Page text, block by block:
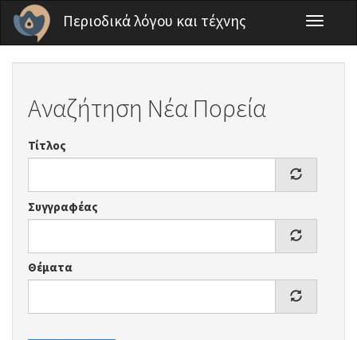
Παράκαμψη προς το κυρίως περιεχόμενο
Περιοδικά λόγου και τέχνης
Toggle
Αναζήτηση Νέα Πορεία
Τίτλος
Συγγραφέας
Θέματα